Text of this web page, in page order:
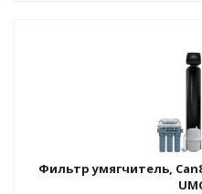
Фильтр умягчитель,